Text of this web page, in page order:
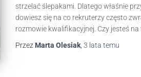
strzelać ślepakami. Dlatego właśnie
dowiesz się na co rekruterzy często
rozmowie kwalifikacyjnej. Czy jesteś
Przez Marta Olesiak, 3 lata temu